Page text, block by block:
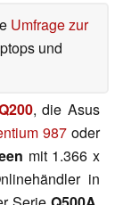
Umfrage zur
und
, die Asus
987 oder
mit 1.366 x
in